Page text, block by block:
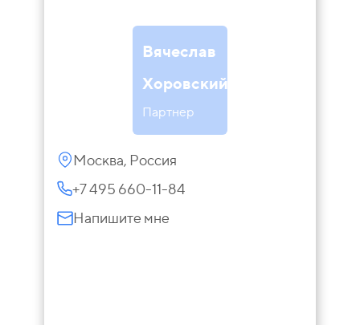
Вячеслав
Хоровский
Партнер
Москва, Россия
+7 495 660-11-84
Напишите мне